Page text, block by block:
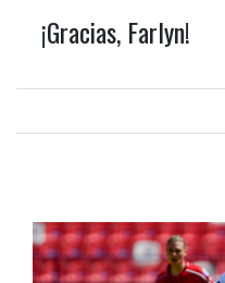
¡Gracias, Farlyn!